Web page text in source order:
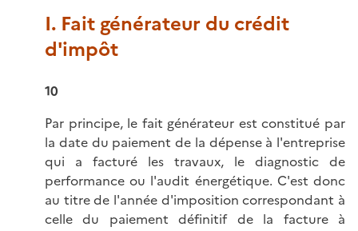
I. Fait générateur du crédit
d'impôt
10
Par principe, le fait générateur est constitué par
la date du paiement de la dépense à l'entreprise
qui a facturé les travaux, le diagnostic de
performance ou l'audit énergétique. C'est donc
au titre de l'année d'imposition correspondant à
celle du paiement définitif de la facture à